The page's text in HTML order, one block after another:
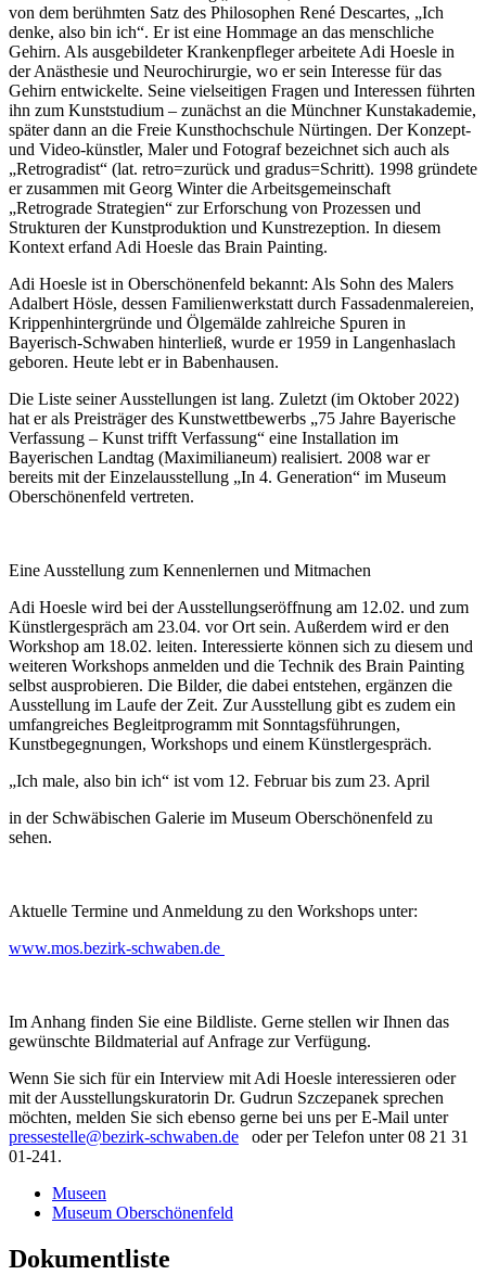
von dem berühmten Satz des Philosophen René Descartes, „Ich
denke, also bin ich“. Er ist eine Hommage an das menschliche
Gehirn. Als ausgebildeter Krankenpfleger arbeitete Adi Hoesle in
der Anästhesie und Neurochirurgie, wo er sein Interesse für das
Gehirn entwickelte. Seine vielseitigen Fragen und Interessen führten
ihn zum Kunststudium – zunächst an die Münchner Kunstakademie,
später dann an die Freie Kunsthochschule Nürtingen. Der Konzept-
und Video-künstler, Maler und Fotograf bezeichnet sich auch als
„Retrogradist“ (lat. retro=zurück und gradus=Schritt). 1998 gründete
er zusammen mit Georg Winter die Arbeitsgemeinschaft
„Retrograde Strategien“ zur Erforschung von Prozessen und
Strukturen der Kunstproduktion und Kunstrezeption. In diesem
Kontext erfand Adi Hoesle das Brain Painting.
Adi Hoesle ist in Oberschönenfeld bekannt: Als Sohn des Malers
Adalbert Hösle, dessen Familienwerkstatt durch Fassadenmalereien,
Krippenhintergründe und Ölgemälde zahlreiche Spuren in
Bayerisch-Schwaben hinterließ, wurde er 1959 in Langenhaslach
geboren. Heute lebt er in Babenhausen.
Die Liste seiner Ausstellungen ist lang. Zuletzt (im Oktober 2022)
hat er als Preisträger des Kunstwettbewerbs „75 Jahre Bayerische
Verfassung – Kunst trifft Verfassung“ eine Installation im
Bayerischen Landtag (Maximilianeum) realisiert. 2008 war er
bereits mit der Einzelausstellung „In 4. Generation“ im Museum
Oberschönenfeld vertreten.
Eine Ausstellung zum Kennenlernen und Mitmachen
Adi Hoesle wird bei der Ausstellungseröffnung am 12.02. und zum
Künstlergespräch am 23.04. vor Ort sein. Außerdem wird er den
Workshop am 18.02. leiten. Interessierte können sich zu diesem und
weiteren Workshops anmelden und die Technik des Brain Painting
selbst ausprobieren. Die Bilder, die dabei entstehen, ergänzen die
Ausstellung im Laufe der Zeit. Zur Ausstellung gibt es zudem ein
umfangreiches Begleitprogramm mit Sonntagsführungen,
Kunstbegegnungen, Workshops und einem Künstlergespräch.
„Ich male, also bin ich“ ist vom 12. Februar bis zum 23. April
in der Schwäbischen Galerie im Museum Oberschönenfeld zu
sehen.
Aktuelle Termine und Anmeldung zu den Workshops unter:
www.mos.bezirk-schwaben.de
Im Anhang finden Sie eine Bildliste. Gerne stellen wir Ihnen das
gewünschte Bildmaterial auf Anfrage zur Verfügung.
Wenn Sie sich für ein Interview mit Adi Hoesle interessieren oder
mit der Ausstellungskuratorin Dr. Gudrun Szczepanek sprechen
möchten, melden Sie sich ebenso gerne bei uns per E-Mail unter
pressestelle@bezirk-schwaben.de oder per Telefon unter 08 21 31
01-241.
Museen
Museum Oberschönenfeld
Dokumentliste